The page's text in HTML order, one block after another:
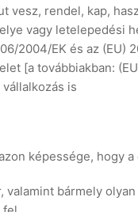
rendel, kap,
vagy letelepedési
2004/EK és az (EU)
[a továbbiakban:
is
képessége, hogy
bármely